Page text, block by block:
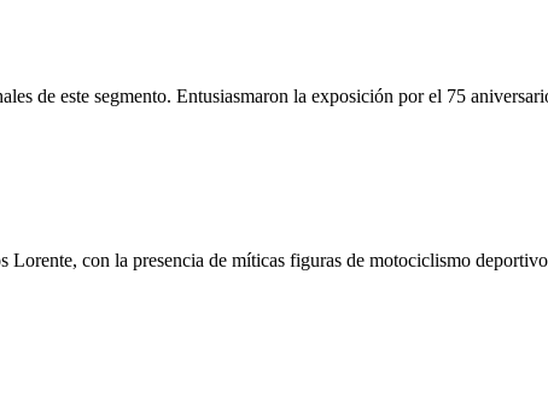
de este segmento. Entusiasmaron la exposición por el 75
con la presencia de míticas figuras de motociclismo